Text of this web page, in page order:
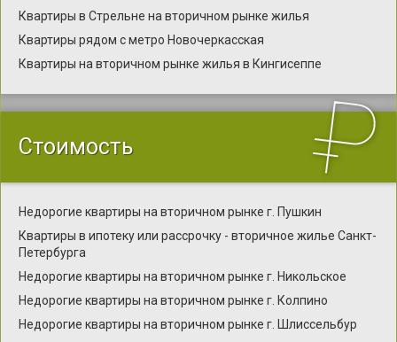
Квартиры в Стрельне на вторичном рынке жилья
Квартиры рядом с метро Новочеркасская
Квартиры на вторичном рынке жилья в Кингисеппе
Стоимость
Недорогие квартиры на вторичном рынке г. Пушкин
Квартиры в ипотеку или рассрочку - вторичное жилье Санкт-
Петербурга
Недорогие квартиры на вторичном рынке г. Никольское
Недорогие квартиры на вторичном рынке г. Колпино
Недорогие квартиры на вторичном рынке г. Шлиссельбур